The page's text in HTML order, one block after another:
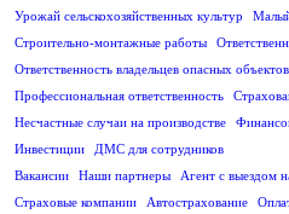
Урожай сельскохозяйственных культур
Строительно-монтажные работы
Ответственность владельцев опасных объектов
Профессиональная ответственность
Несчастные случаи на производстве
Инвестиции
ДМС для сотрудников
Вакансии
Наши партнеры Агент с выездом
Страховые компании
Автострахование